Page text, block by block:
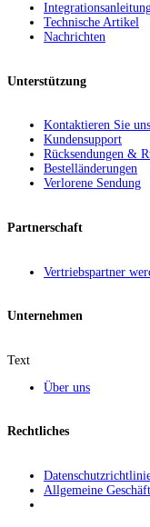
Technische Artikel
Nachrichten
Unterstützung
Kontaktieren Sie uns
Kundensupport
Rücksendungen &
Bestelländerungen
Verlorene Sendung
Partnerschaft
Vertriebspartner
Unternehmen
Text
Über uns
Rechtliches
Allgemeine